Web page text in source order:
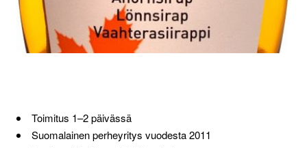
Toimitus 1–2 päivässä
Suomalainen perheyritys vuodesta 2011